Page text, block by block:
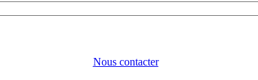
Nous contacter